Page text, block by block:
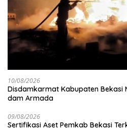
10/08/2026
Disdamkarmat Kabupaten Bekasi
dam Armada
09/08/2026
Sertifikasi Aset Pemkab Bekasi